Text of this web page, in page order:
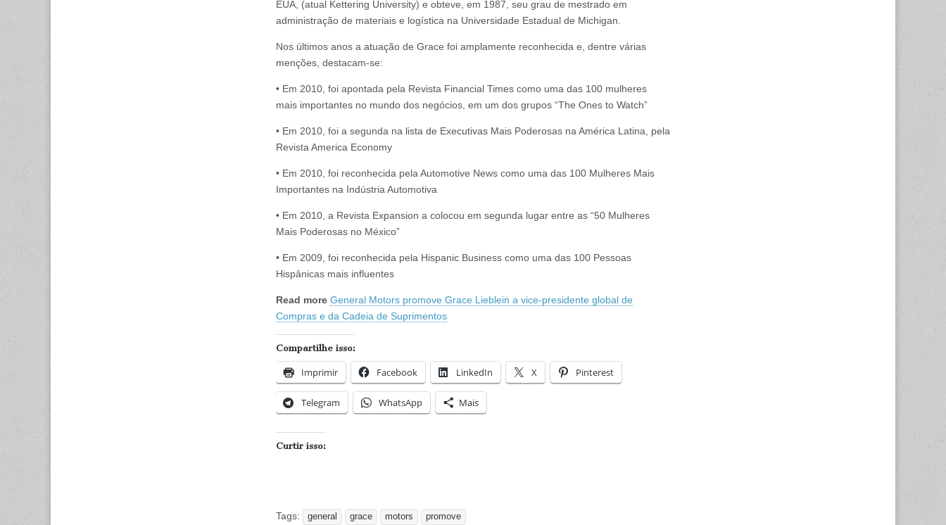
EUA, (atual Kettering University) e obteve, em 1987, seu grau de mestrado em
administração de materiais e logística na Universidade Estadual de Michigan.
Nos últimos anos a atuação de Grace foi amplamente reconhecida e, dentre várias
menções, destacam-se:
• Em 2010, foi apontada pela Revista Financial Times como uma das 100 mulheres
mais importantes no mundo dos negócios, em um dos grupos “The Ones to Watch”
• Em 2010, foi a segunda na lista de Executivas Mais Poderosas na América Latina, pela
Revista America Economy
• Em 2010, foi reconhecida pela Automotive News como uma das 100 Mulheres Mais
Importantes na Indústria Automotiva
• Em 2010, a Revista Expansion a colocou em segunda lugar entre as “50 Mulheres
Mais Poderosas no México”
• Em 2009, foi reconhecida pela Hispanic Business como uma das 100 Pessoas
Hispânicas mais influentes
Read more General Motors promove Grace Lieblein a vice-presidente global de
Compras e da Cadeia de Suprimentos
Compartilhe isso:
Imprimir Facebook LinkedIn X Pinterest
Telegram WhatsApp Mais
Curtir isso:
Tags: general grace motors promove